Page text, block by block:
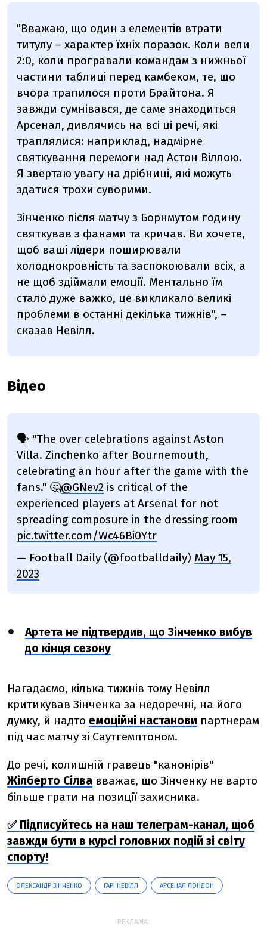
"Вважаю, що один з елементів втрати
титулу – характер їхніх поразок. Коли вели
2:0, коли програвали командам з нижньої
частини таблиці перед камбеком, те, що
вчора трапилося проти Брайтона. Я
завжди сумнівався, де саме знаходиться
Арсенал, дивлячись на всі ці речі, які
траплялися: наприклад, надмірне
святкування перемоги над Астон Віллою.
Я звертаю увагу на дрібниці, які можуть
здатися трохи суворими.
Зінченко після матчу з Борнмутом годину
святкував з фанами та кричав. Ви хочете,
щоб ваші лідери поширювали
холоднокровність та заспокоювали всіх, а
не щоб здіймали емоції. Ментально їм
стало дуже важко, це викликало великі
проблеми в останні декілька тижнів", –
сказав Невілл.
Відео
🗣️ "The over celebrations against Aston
Villa. Zinchenko after Bournemouth,
celebrating an hour after the game with the
fans." 🤔@GNev2 is critical of the
experienced players at Arsenal for not
spreading composure in the dressing room
pic.twitter.com/Wc46Bi0Ytr
— Football Daily (@footballdaily) May 15,
2023
Артета не підтвердив, що Зінченко вибув
до кінця сезону
Нагадаємо, кілька тижнів тому Невілл
критикував Зінченка за недоречні, на його
думку, й надто емоційні настанови партнерам
під час матчу зі Саутгемптоном.
До речі, колишній гравець "канонірів"
Жілберто Сілва вважає, що Зінченку не варто
більше грати на позиції захисника.
✅ Підписуйтесь на наш телеграм-канал, щоб
завжди бути в курсі головних подій зі світу
спорту!
ОЛЕКСАНДР ЗІНЧЕНКО ГАРІ НЕВІЛЛ АРСЕНАЛ ЛОНДОН
РЕКЛАМА: